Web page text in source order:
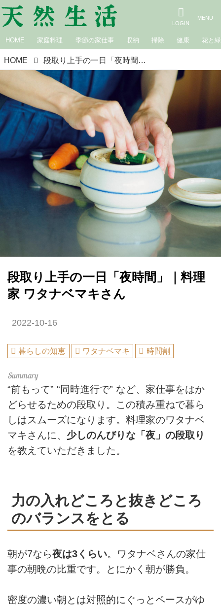
HOME 家庭料理 季節の家仕事 収納 掃除 健康 花と緑
HOME 段取り上手の一日「夜時間」｜料理家 ワタナベマキさん
段取り上手の一日「夜時間」｜料理
家 ワタナベマキさん
2022-10-16
暮らしの知恵 ワタナベマキ 時間割
“前もって” “同時進行で” など、家仕事をはか
どらせるための段取り。この積み重ねで暮ら
しはスムーズになります。料理家のワタナベ
マキさんに、 少しのんびりな「夜」の段取り
を教えていただきました。
力の入れどころと抜きどころ
のバランスをとる
朝が7なら夜は3くらい。ワタナベさんの家仕
事の朝晩の比重です。とにかく朝が勝負。
密度の濃い朝とは対照的にぐっとペースがゆ